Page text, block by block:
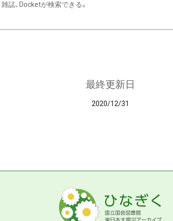
雑誌、Docketが検索できる。
最終更新日
2020/12/31